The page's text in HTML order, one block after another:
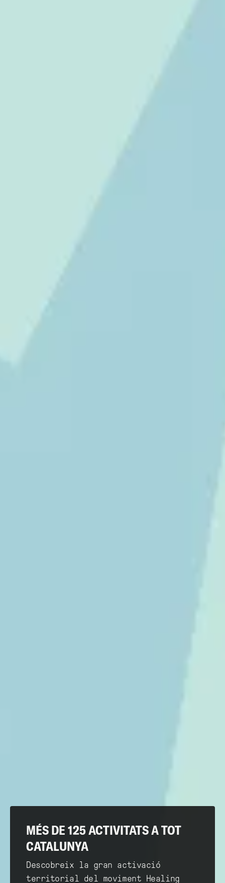
MÉS DE 125 ACTIVITATS A TOT
CATALUNYA
Descobreix la gran activació
territorial del moviment Healing